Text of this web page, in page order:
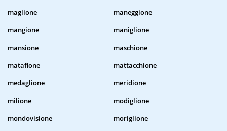
maglione
maneggione
mangione
maniglione
mansione
maschione
matafione
mattacchione
medaglione
meridione
milione
modiglione
mondovisione
moriglione